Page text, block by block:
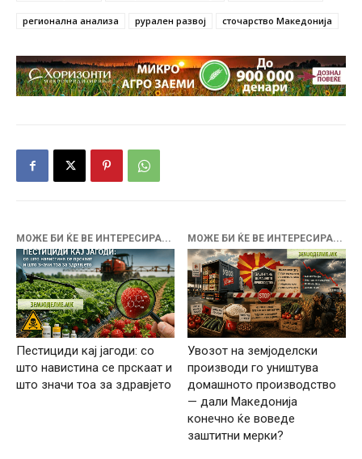
регионална анализа рурален развој сточарство Македонија
МОЖЕ БИ ЌЕ ВЕ ИНТЕРЕСИРА...
Пестициди кај јагоди: со
што навистина се прскаат и
што значи тоа за здравјето
МОЖЕ БИ ЌЕ ВЕ ИНТЕРЕСИРА...
Увозот на земјоделски
производи го уништува
домашното производство
— дали Македонија
конечно ќе воведе
заштитни мерки?